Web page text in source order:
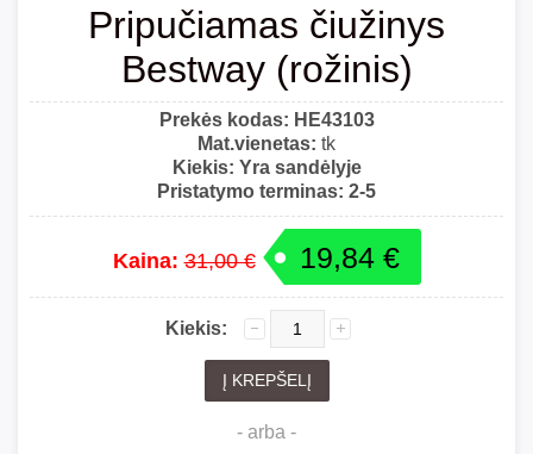
Pripučiamas čiužinys
Bestway (rožinis)
Prekės kodas: HE43103
Mat.vienetas: tk
Kiekis: Yra sandėlyje
Pristatymo terminas: 2-5
Kaina:31,00 € 19,84 €
Kiekis:
- arba -